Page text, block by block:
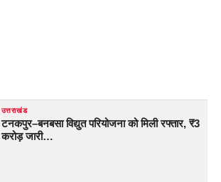
उत्तराखंड
टनकपुर–बनबसा विद्युत परियोजना को मिली रफ्तार, ₹3
करोड़ जारी…